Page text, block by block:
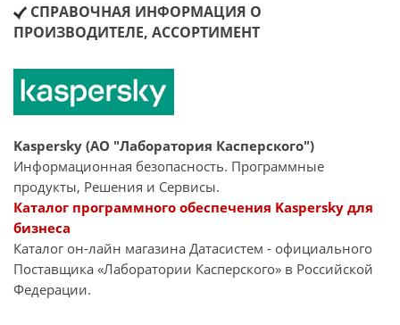
СПРАВОЧНАЯ ИНФОРМАЦИЯ О
ПРОИЗВОДИТЕЛЕ, АССОРТИМЕНТ
Kaspersky (АО "Лаборатория Касперского")
Информационная безопасность. Программные
продукты, Решения и Сервисы.
Каталог программного обеспечения Kaspersky для
бизнеса
Каталог он-лайн магазина Датасиcтем - официального
Поставщика «Лаборатории Касперского» в Российской
Федерации.